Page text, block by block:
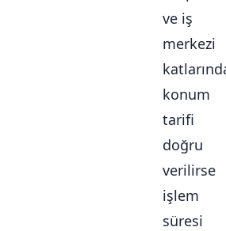
ve iş
merkezi
konum
tarifi
doğru
verilirse
işlem
süresi